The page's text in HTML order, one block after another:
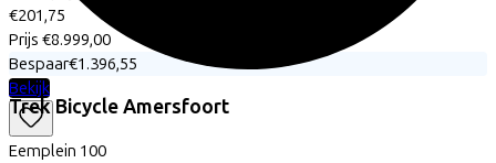
Trek Bicycle Amersfoort
Eemplein 100
€201,75
Prijs €8.999,00
Bespaar€1.396,55
Bekijk